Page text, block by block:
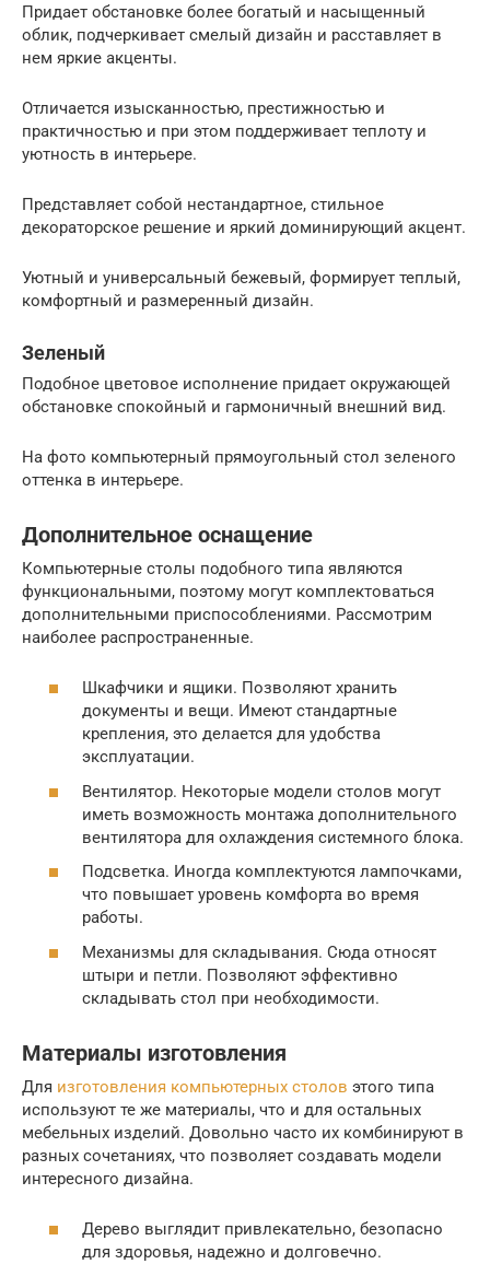
Придает обстановке более богатый и насыщенный
облик, подчеркивает смелый дизайн и расставляет в
нем яркие акценты.
Отличается изысканностью, престижностью и
практичностью и при этом поддерживает теплоту и
уютность в интерьере.
Представляет собой нестандартное, стильное
декораторское решение и яркий доминирующий акцент.
Уютный и универсальный бежевый, формирует теплый,
комфортный и размеренный дизайн.
Зеленый
Подобное цветовое исполнение придает окружающей
обстановке спокойный и гармоничный внешний вид.
На фото компьютерный прямоугольный стол зеленого
оттенка в интерьере.
Дополнительное оснащение
Компьютерные столы подобного типа являются
функциональными, поэтому могут комплектоваться
дополнительными приспособлениями. Рассмотрим
наиболее распространенные.
Шкафчики и ящики. Позволяют хранить
документы и вещи. Имеют стандартные
крепления, это делается для удобства
эксплуатации.
Вентилятор. Некоторые модели столов могут
иметь возможность монтажа дополнительного
вентилятора для охлаждения системного блока.
Подсветка. Иногда комплектуются лампочками,
что повышает уровень комфорта во время
работы.
Механизмы для складывания. Сюда относят
штыри и петли. Позволяют эффективно
складывать стол при необходимости.
Материалы изготовления
Для изготовления компьютерных столов этого типа
используют те же материалы, что и для остальных
мебельных изделий. Довольно часто их комбинируют в
разных сочетаниях, что позволяет создавать модели
интересного дизайна.
Дерево выглядит привлекательно, безопасно
для здоровья, надежно и долговечно.